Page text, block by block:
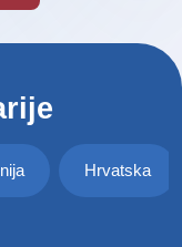
Hrvatska